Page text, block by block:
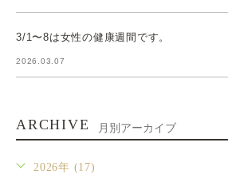
3/1〜8は女性の健康週間です。
2026.03.07
ARCHIVE 月別アーカイブ
2026年 (17)